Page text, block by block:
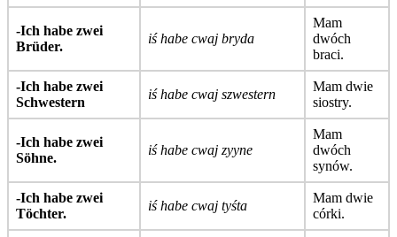
-Ich habe zwei
Brüder.
iś habe cwaj bryda
Mam
dwóch
braci.
-Ich habe zwei
Schwestern
iś habe cwaj szwestern
Mam dwie
siostry.
-Ich habe zwei
Söhne.
iś habe cwaj zyyne
Mam
dwóch
synów.
-Ich habe zwei
Töchter.
iś habe cwaj tyśta
Mam dwie
córki.